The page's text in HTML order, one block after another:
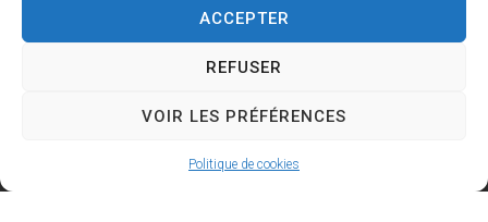
ACCEPTER
REFUSER
VOIR LES PRÉFÉRENCES
Politique de cookies